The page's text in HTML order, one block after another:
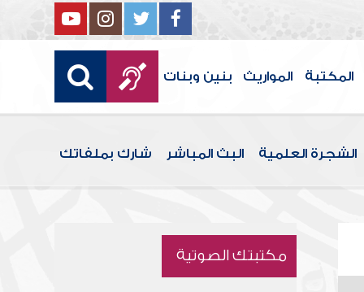
المكتبة المواريث بنين وبنات
الشجرة العلمية البث المباشر شارك بملفاتك
مكتبتك الصوتية